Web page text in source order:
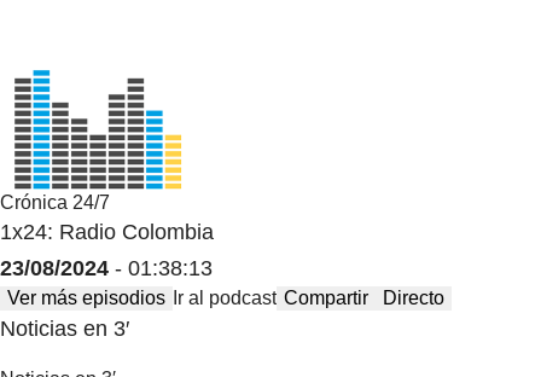
Crónica 24/7
1x24: Radio Colombia
23/08/2024 - 01:38:13
Ver más episodios Ir al podcast Compartir Directo
Noticias en 3′